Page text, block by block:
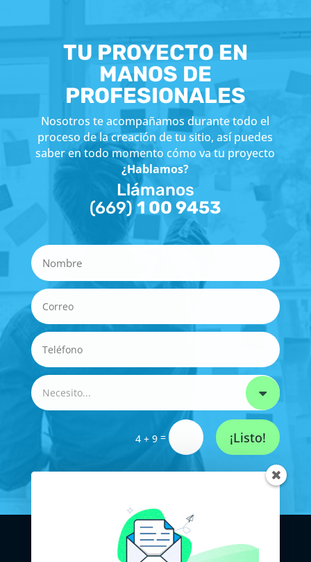
TU PROYECTO EN
MANOS DE
PROFESIONALES
Nosotros te acompañamos durante todo el
proceso de la creación de tu sitio, así puedes
saber en todo momento cómo va tu proyecto
¿Hablamos?
Llámanos
(669)1 00 9453
4 + 9 = ¡Listo!
MZT